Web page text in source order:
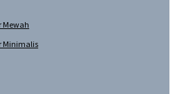
Mewah
Minimalis